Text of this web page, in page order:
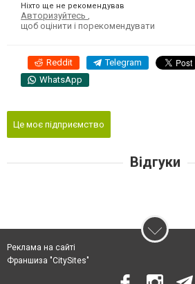
Ніхто ще не рекомендував
Авторизуйтесь
щоб оцінити і порекомендувати
Reddit Telegram
WhatsApp
Це моє підприємство
Відгуки
Реклама на сайті
Франшиза "CitySites"